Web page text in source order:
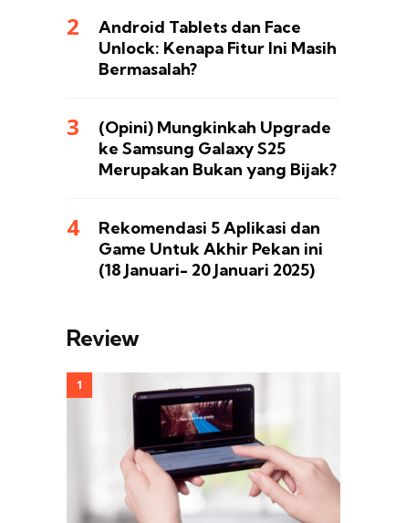
Android Tablets dan Face
Unlock: Kenapa Fitur Ini Masih
Bermasalah?
(Opini) Mungkinkah Upgrade
ke Samsung Galaxy S25
Merupakan Bukan yang Bijak?
Rekomendasi 5 Aplikasi dan
Game Untuk Akhir Pekan ini
(18 Januari- 20 Januari 2025)
Review